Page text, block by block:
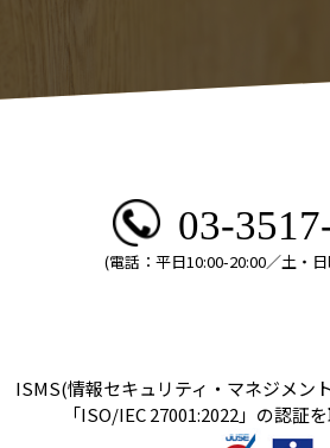
03-
(電話：平日10:00-20:00／土・
ISMS(情報セキュリティ・マネジメン
「ISO/IEC 27001:2022」の認証